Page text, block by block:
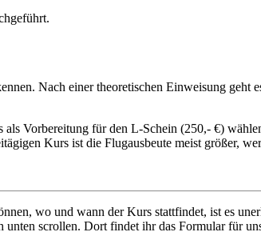
Nach einer theoretischen Einweisung
Vorbereitung für den L-Schein (250,- €)
Kurs ist die Flugausbeute meist größer,
wo und wann der Kurs stattfindet, ist es
unten scrollen. Dort findet ihr das Formular für